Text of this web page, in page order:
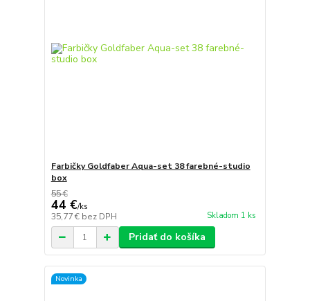
Farbičky Goldfaber Aqua-set 38 farebné-studio
box
55 €
44 €/ks
35,77 € bez DPH Skladom 1 ks
Pridať do košíka
Novinka